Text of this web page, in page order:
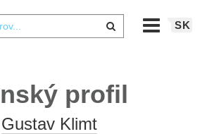
SK
profil
Gustav Klimt